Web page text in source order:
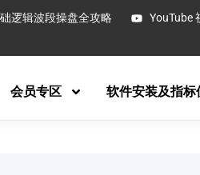
逻辑波段操盘全攻略
YouTube
会员专区 软件安装及指标